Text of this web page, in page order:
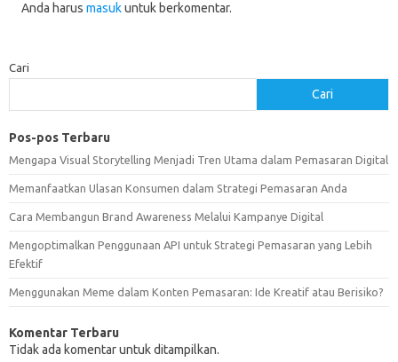
Anda harus masukuntuk berkomentar.
Cari
Cari
Pos-pos Terbaru
Mengapa Visual Storytelling Menjadi Tren Utama dalam Pemasaran Digital
Memanfaatkan Ulasan Konsumen dalam Strategi Pemasaran Anda
Cara Membangun Brand Awareness Melalui Kampanye Digital
Mengoptimalkan Penggunaan API untuk Strategi Pemasaran yang Lebih
Efektif
Menggunakan Meme dalam Konten Pemasaran: Ide Kreatif atau Berisiko?
Komentar Terbaru
Tidak ada komentar untuk ditampilkan.